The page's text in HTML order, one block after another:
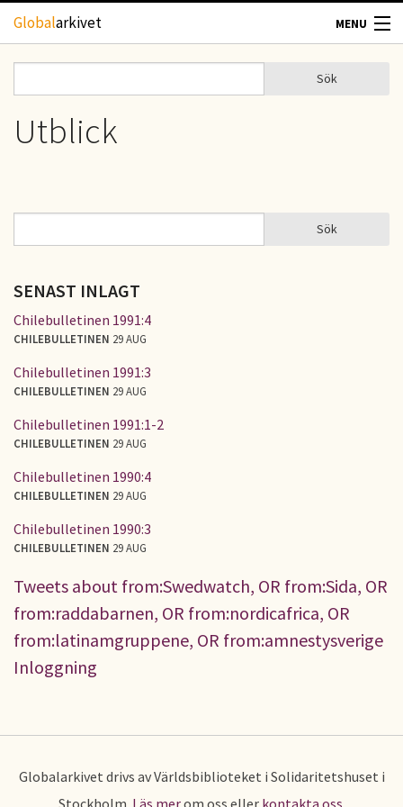
Hoppa till huvudinnehåll
Globalarkivet MENU
TIDSKRIFTER
GEOGRAFI
UPPHOVSRÄTT
Sökformulär
Sök
Utblick
SÖKFORMULÄR Sök
SENAST INLAGT
Chilebulletinen 1991:4
CHILEBULLETINEN 29 AUG
Chilebulletinen 1991:3
CHILEBULLETINEN 29 AUG
Chilebulletinen 1991:1-2
CHILEBULLETINEN 29 AUG
Chilebulletinen 1990:4
CHILEBULLETINEN 29 AUG
Chilebulletinen 1990:3
CHILEBULLETINEN 29 AUG
Tweets about from:Swedwatch, OR from:Sida, OR
from:raddabarnen, OR from:nordicafrica, OR
from:latinamgruppene, OR from:amnestysverige
Inloggning
Globalarkivet drivs av Världsbiblioteket i Solidaritetshuset i
Stockholm. Läs merom oss eller kontakta oss